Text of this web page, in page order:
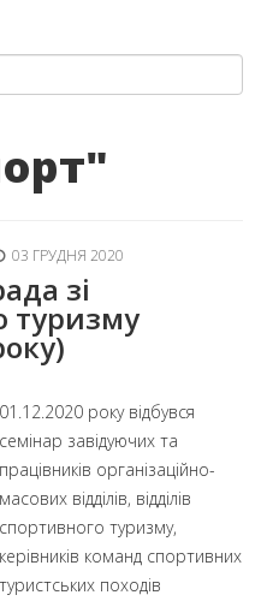
03 ГРУДНЯ 2020
зі
туризму
01.12.2020 року відбувся
семінар завідуючих та
працівників організаційно-
масових відділів, відділів
спортивного туризму,
керівників команд спортивних
туристських походів